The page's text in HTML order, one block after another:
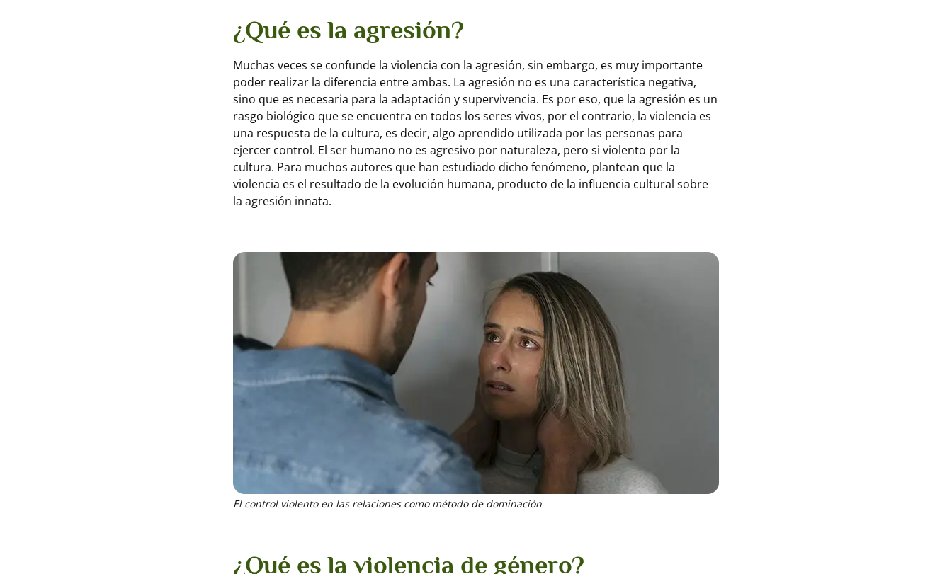
¿Qué es la agresión?
Muchas veces se confunde la violencia con la agresión, sin embargo, es muy importante
poder realizar la diferencia entre ambas. La agresión no es una característica negativa,
sino que es necesaria para la adaptación y supervivencia. Es por eso, que la agresión es un
rasgo biológico que se encuentra en todos los seres vivos, por el contrario, la violencia es
una respuesta de la cultura, es decir, algo aprendido utilizada por las personas para
ejercer control. El ser humano no es agresivo por naturaleza, pero si violento por la
cultura. Para muchos autores que han estudiado dicho fenómeno, plantean que la
violencia es el resultado de la evolución humana, producto de la influencia cultural sobre
la agresión innata.
El control violento en las relaciones como método de dominación
¿Qué es la violencia de género?